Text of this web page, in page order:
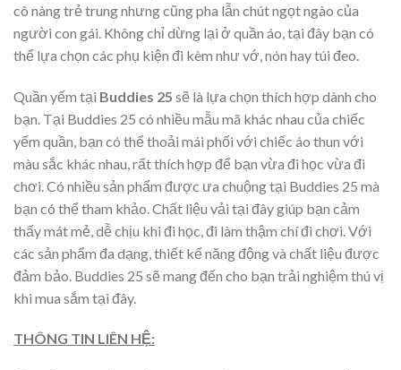
cô nàng trẻ trung nhưng cũng pha lẫn chút ngọt ngào của
người con gái. Không chỉ dừng lại ở quần áo, tại đây bạn có
thể lựa chọn các phụ kiện đi kèm như vớ, nón hay túi đeo.
Quần yếm tại Buddies 25 sẽ là lựa chọn thích hợp dành cho
bạn. Tại Buddies 25 có nhiều mẫu mã khác nhau của chiếc
yếm quần, bạn có thể thoải mái phối với chiếc áo thun với
màu sắc khác nhau, rất thích hợp để bạn vừa đi học vừa đi
chơi. Có nhiều sản phẩm được ưa chuộng tại Buddies 25 mà
bạn có thể tham khảo. Chất liệu vải tại đây giúp bạn cảm
thấy mát mẻ, dễ chịu khi đi học, đi làm thậm chí đi chơi. Với
các sản phẩm đa dạng, thiết kế năng động và chất liệu được
đảm bảo. Buddies 25 sẽ mang đến cho bạn trải nghiệm thú vị
khi mua sắm tại đây.
THÔNG TIN LIÊN HỆ: